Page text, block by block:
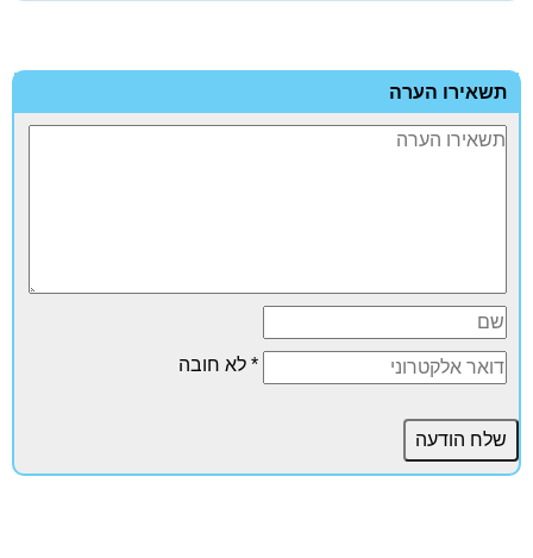
תשאירו הערה
* לא חובה